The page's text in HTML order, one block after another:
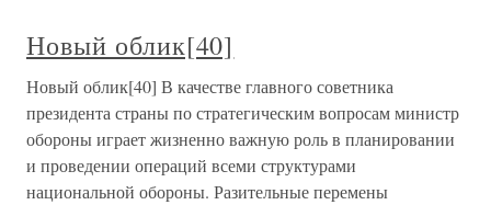
Новый облик[40]
Новый облик[40] В качестве главного советника
президента страны по стратегическим вопросам министр
обороны играет жизненно важную роль в планировании
и проведении операций всеми структурами
национальной обороны. Разительные перемены